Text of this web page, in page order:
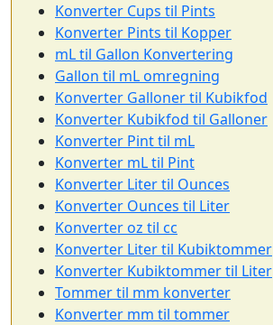
Konverter Cups til Pints
Konverter Pints til Kopper
mL til Gallon Konvertering
Gallon til mL omregning
Konverter Galloner til Kubikfod
Konverter Kubikfod til Galloner
Konverter Pint til mL
Konverter mL til Pint
Konverter Liter til Ounces
Konverter Ounces til Liter
Konverter oz til cc
Konverter Liter til Kubiktommer
Konverter Kubiktommer til Liter
Tommer til mm konverter
Konverter mm til tommer